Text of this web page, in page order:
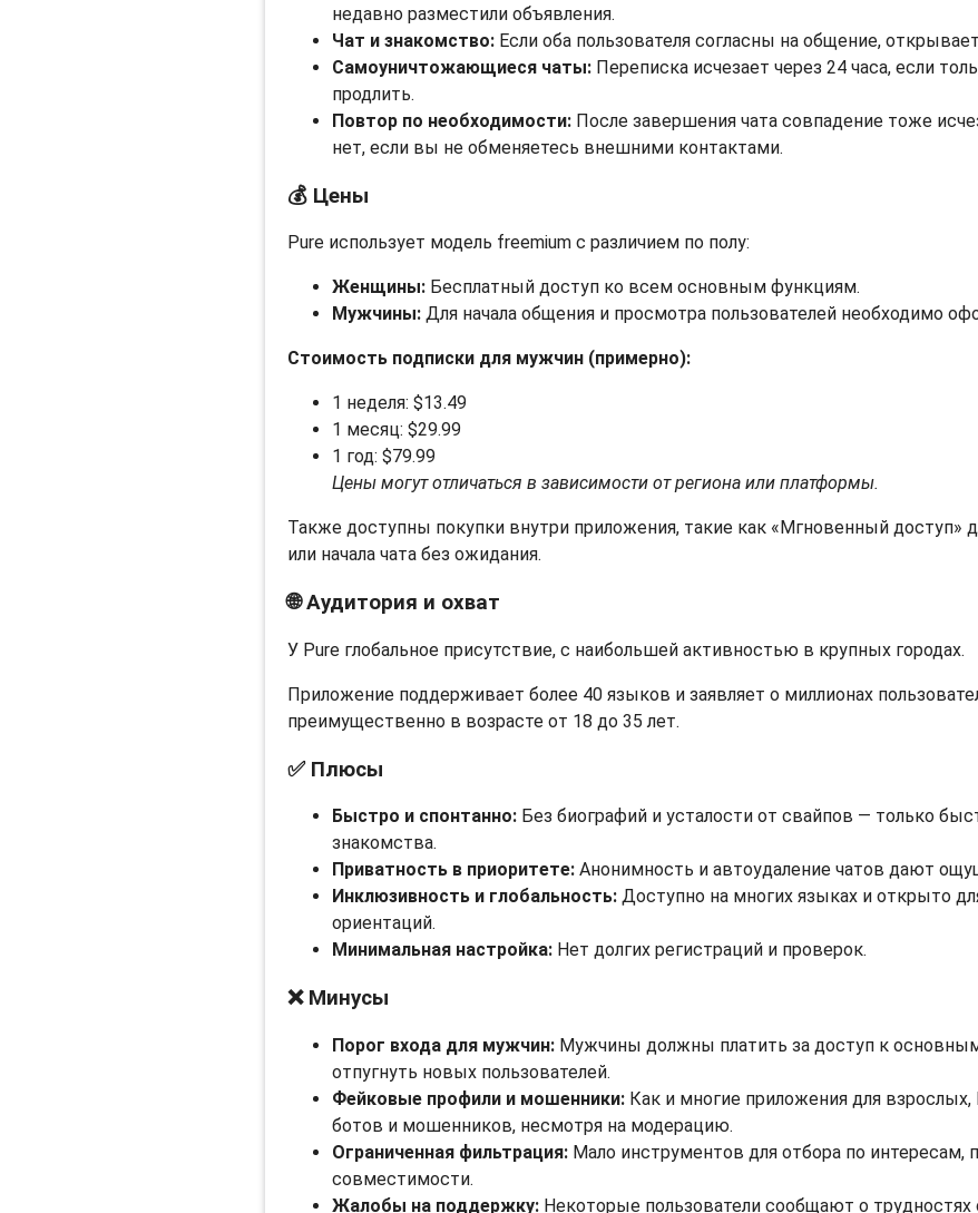
недавно разместили объявления.
Чат и знакомство: Если оба пользователя согласны на общение,
Самоуничтожающиеся чаты: Переписка исчезает через 24 часа, если
продлить.
Повтор по необходимости: После завершения чата совпадение тоже
нет, если вы не обменяетесь внешними контактами.
💰 Цены
Pure использует модель freemium с различием по полу:
Женщины: Бесплатный доступ ко всем основным функциям.
Мужчины: Для начала общения и просмотра пользователей необходимо
Стоимость подписки для мужчин (примерно):
1 неделя: $13.49
1 месяц: $29.99
1 год: $79.99
Цены могут отличаться в зависимости от региона или платформы.
Также доступны покупки внутри приложения, такие как «Мгновенный
или начала чата без ожидания.
🌐 Аудитория и охват
У Pure глобальное присутствие, с наибольшей активностью в крупных городах.
Приложение поддерживает более 40 языков и заявляет о миллионах
преимущественно в возрасте от 18 до 35 лет.
✅ Плюсы
Быстро и спонтанно: Без биографий и усталости от свайпов — только
знакомства.
Приватность в приоритете: Анонимность и автоудаление чатов дают
Инклюзивность и глобальность: Доступно на многих языках и открыто
ориентаций.
Минимальная настройка: Нет долгих регистраций и проверок.
❌ Минусы
Порог входа для мужчин: Мужчины должны платить за доступ к
отпугнуть новых пользователей.
Фейковые профили и мошенники: Как и многие приложения для
ботов и мошенников, несмотря на модерацию.
Ограниченная фильтрация: Мало инструментов для отбора по интересам,
совместимости.
Жалобы на поддержку: Некоторые пользователи сообщают о